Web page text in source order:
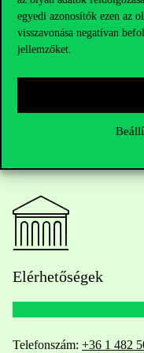
egyedi azonosítók ezen az
visszavonása negatívan
jellemzőket.
tevékenységek a
Elérhetőségek
Telefonszám: +36 1 482